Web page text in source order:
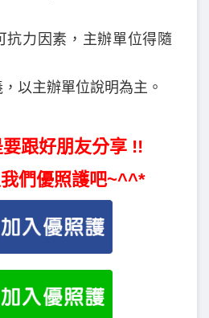
抗力因素，主辦單位得隨
以主辦單位說明為主。
跟好朋友分享 !!
們優照護吧~^^*